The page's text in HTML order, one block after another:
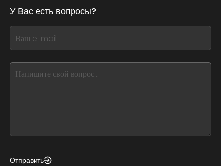
this
form
field
blank
У Вас есть вопросы?
If
you
this,
Отправить